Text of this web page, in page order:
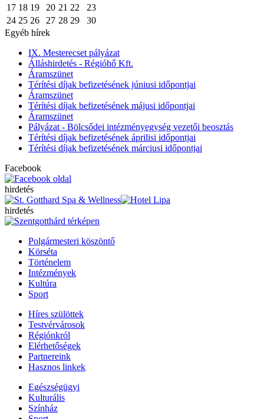
17 18 19 20 21 22
23
24 25 26 27 28 29
30
Egyéb hírek
IX. Mesterecset pályázat
Álláshirdetés - Régióhő Kft.
Áramszünet
Térítési díjak befizetésének júniusi időpontjai
Áramszünet
Térítési díjak befizetésének májusi időpontjai
Áramszünet
Pályázat - Bölcsődei intézményegység vezetői beosztás
Térítési díjak befizetésének áprilisi időpontjai
Térítési díjak befizetésének márciusi időpontjai
Facebook
hirdetés
hirdetés
Polgármesteri köszöntő
Körséta
Történelem
Intézmények
Kultúra
Sport
Híres szülöttek
Testvérvárosok
Régiónkról
Elérhetőségek
Partnereink
Hasznos linkek
Egészségügyi
Kulturális
Színház